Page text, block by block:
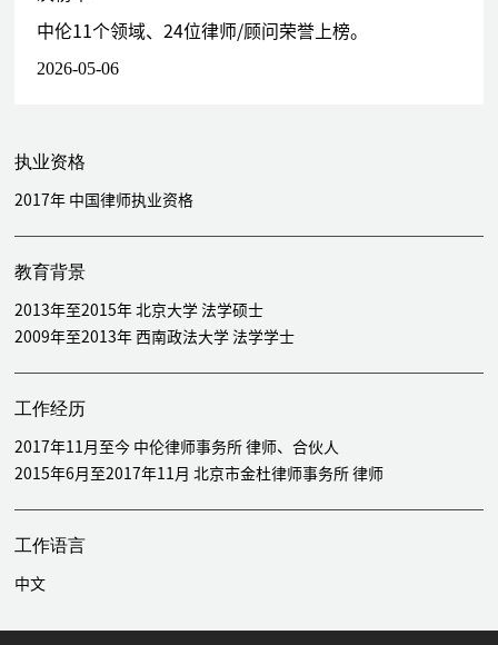
责的行政调查
协助恒生电子应对因场外配资Homs系统涉嫌构成非法经营证券
公司诉讼、资管纠纷
效力纠纷
代表西藏山南博杰投资企业等应对与上市公司蓝色光标因资产收
购合同纠纷引发的系列诉讼仲裁纠纷
代表中融鼎新应对投资者就某私募基金产品提起的委托理财合同
中伦11个领域、24位律师/顾问荣誉上榜。
2026-05-06
执业资格
2017年 中国律师执业资格
教育背景
2013年至2015年 北京大学 法学硕士
2009年至2013年 西南政法大学 法学学士
工作经历
2017年11月至今 中伦律师事务所 律师、合伙人
2015年6月至2017年11月 北京市金杜律师事务所 律师
工作语言
中文